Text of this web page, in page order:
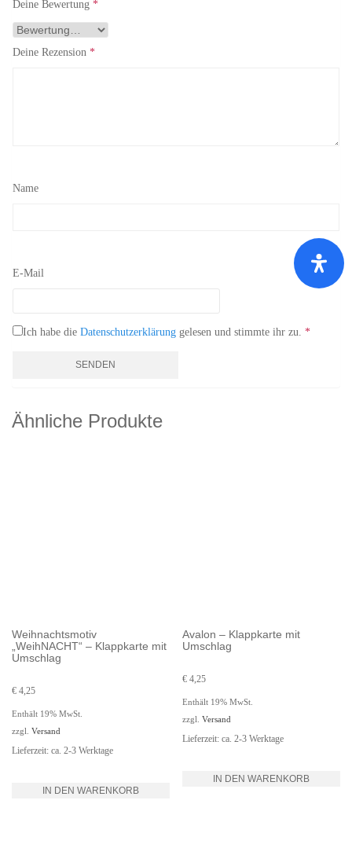
Deine Bewertung *
Deine Rezension *
Name
E-Mail
Ich habe die Datenschutzerklärung gelesen und stimmte ihr zu. *
Ähnliche Produkte
Weihnachtsmotiv
„WeihNACHT“ – Klappkarte mit
Umschlag
€ 4,25
Enthält 19% MwSt.
zzgl. Versand
Lieferzeit: ca. 2-3 Werktage
IN DEN WARENKORB
Avalon – Klappkarte mit
Umschlag
€ 4,25
Enthält 19% MwSt.
zzgl.Versand
Lieferzeit: ca. 2-3 Werktage
IN DEN WARENKORB